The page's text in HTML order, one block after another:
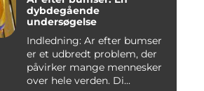
dybdegående
undersøgelse
Indledning: Ar efter bumser
er et udbredt problem, der
påvirker mange mennesker
over hele verden. Di...